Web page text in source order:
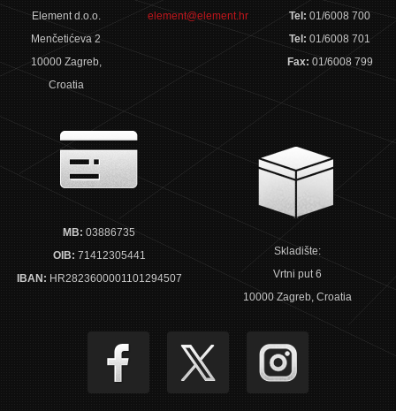
Element d.o.o.
Menčetićeva 2
10000 Zagreb,
Croatia
element@element.hr Tel:01/6008 700
Tel:01/6008 701
Fax: 01/6008 799
MB: 03886735
OIB: 71412305441
IBAN: HR2823600001101294507
Skladište:
Vrtni put 6
10000 Zagreb, Croatia